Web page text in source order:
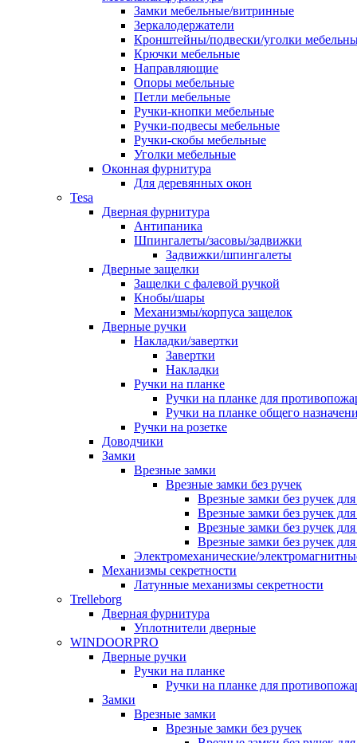
Замки мебельные/витринные
Зеркалодержатели
Кронштейны/подвески/уголки
Крючки мебельные
Направляющие
Опоры мебельные
Петли мебельные
Ручки-кнопки мебельные
Ручки-подвесы мебельные
Ручки-скобы мебельные
Уголки мебельные
Оконная фурнитура
Для деревянных окон
Tesa
Дверная фурнитура
Антипаника
Шпингалеты/засовы/задвижки
Задвижки/шпингалеты
Дверные защелки
Защелки с фалевой ручкой
Кнобы/шары
Механизмы/корпуса защелок
Дверные ручки
Накладки/завертки
Завертки
Накладки
Ручки на планке
Ручки на планке для
Ручки на планке общего
Ручки на розетке
Доводчики
Замки
Врезные замки
Врезные замки без ручек
Врезные замки без ручек
Врезные замки без ручек
Врезные замки без ручек
Врезные замки без ручек
Электромеханические/
Механизмы секретности
Латунные механизмы секретности
Trelleborg
Дверная фурнитура
Уплотнители дверные
WINDOORPRO
Дверные ручки
Ручки на планке
Ручки на планке для
Замки
Врезные замки
Врезные замки без ручек